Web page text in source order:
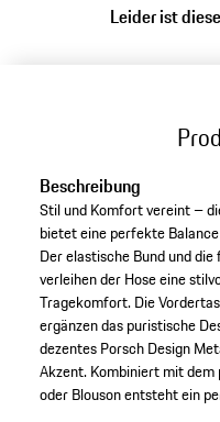
Leider ist
Beschreibung
Stil und Komfort vereint –
bietet eine perfekte
Der elastische Bund und
verleihen der Hose eine
Tragekomfort. Die
ergänzen das puristische
dezentes Porsch Design
Akzent. Kombiniert mit dem
oder Blouson entsteht ein